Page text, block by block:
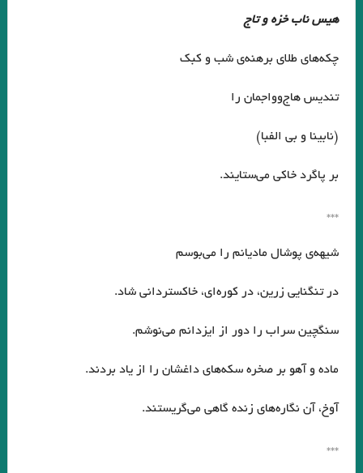
هيس ناب خزه و تاج
چكه‌هاي طلاي برهنه‌ي شب و كبك
تنديس هاج‌وواجمان را
(نابينا و بي الفبا)
بر پاگرد خاكي مي‌ستايند.
***
شيهه‌ي پوشال ماديانم را مي‌بوسم
در تنگنايي زرين، در كوره‌اي، خاكسترداني شاد.
سنگچين سراب را دور از ايزدانم مي‌نوشم.
ماده و آهو بر صخره سكه‌هاي داغشان را از ياد بردند.
آوخ، آن نگاره‌هاي زنده گاهي مي‌گريستند.
***